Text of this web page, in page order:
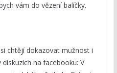
vám do vězení balíčky.
chtějí dokazovat mužnost i
na facebooku: V